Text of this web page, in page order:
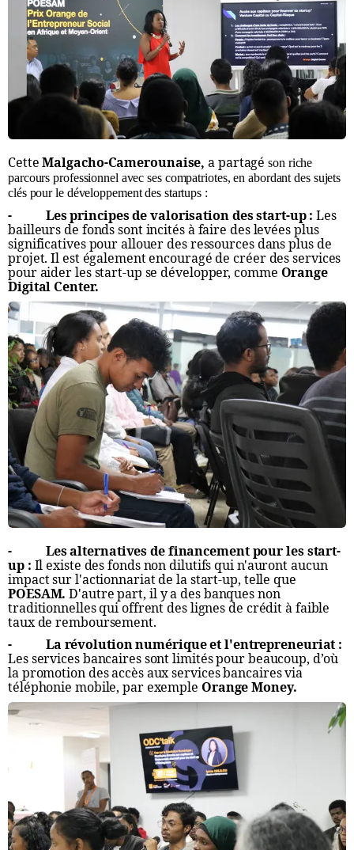
CetteMalgacho-Camerounaise, a partagéson riche
parcours professionnel avec ses compatriotes, en abordant des sujets
clés pour le développement des startups :
- Les principes de valorisation des start-up :Les
bailleurs de fonds sont incités à faire des levées plus
significatives pour allouer des ressources dans plus de
projet. Il est également encouragé de créer des services
pour aider les start-up se développer, comme Orange
Digital Center.
- Les alternatives de financement pour les start-
up : Il existe des fonds non dilutifs qui n'auront aucun
impact sur l'actionnariat de la start-up, telle que
POESAM. D'autre part, il y a des banques non
traditionnelles qui offrent des lignes de crédit à faible
taux de remboursement.
- La révolution numérique et l'entrepreneuriat :
Les services bancaires sont limités pour beaucoup, d’où
la promotion des accès aux services bancaires via
téléphonie mobile, par exemple Orange Money.